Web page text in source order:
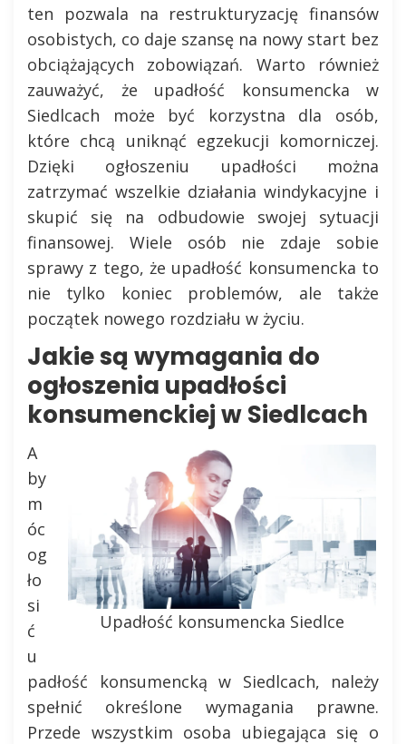
ten pozwala na restrukturyzację finansów
osobistych, co daje szansę na nowy start bez
obciążających zobowiązań. Warto również
zauważyć, że upadłość konsumencka w
Siedlcach może być korzystna dla osób,
które chcą uniknąć egzekucji komorniczej.
Dzięki ogłoszeniu upadłości można
zatrzymać wszelkie działania windykacyjne i
skupić się na odbudowie swojej sytuacji
finansowej. Wiele osób nie zdaje sobie
sprawy z tego, że upadłość konsumencka to
nie tylko koniec problemów, ale także
początek nowego rozdziału w życiu.
Jakie są wymagania do
ogłoszenia upadłości
konsumenckiej w Siedlcach
Upadłość konsumencka Siedlce
A
by
m
óc
og
ło
si
ć
u
padłość konsumencką w Siedlcach, należy
spełnić określone wymagania prawne.
Przede wszystkim osoba ubiegająca się o